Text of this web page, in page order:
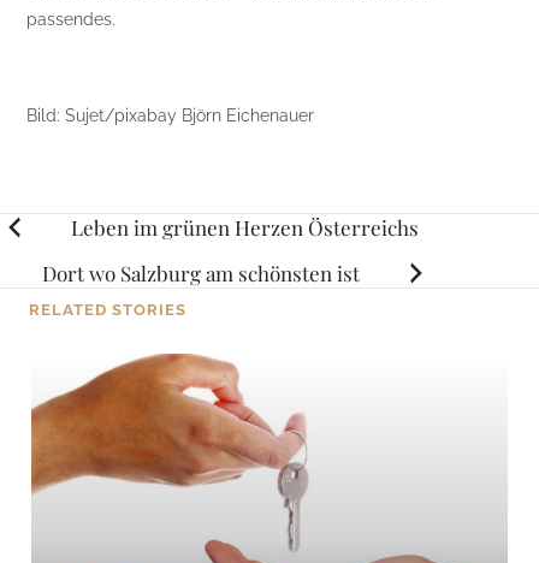
passendes.
Bild: Sujet/pixabay Björn Eichenauer
Posts
navigation
Leben im grünen Herzen Österreichs
Dort wo Salzburg am schönsten ist
RELATED STORIES